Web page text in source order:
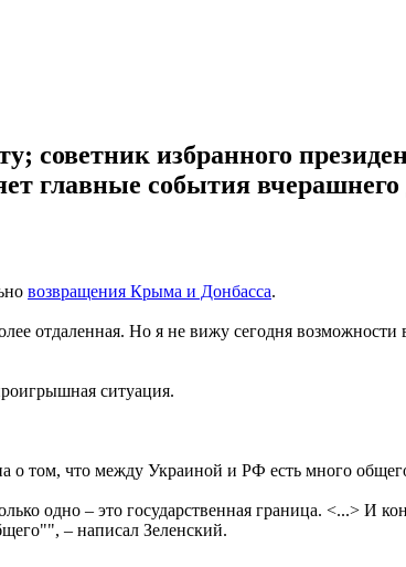
избранного
главные события вчерашнего
возвращения Крыма и Донбасса.
отдаленная. Но я не вижу сегодня
ситуация.
о том, что между Украиной и РФ есть много
одно – это государственная граница. <...> И
– написал Зеленский.